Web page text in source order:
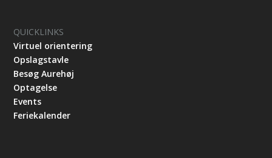
QUICKLINKS
Virtuel orientering
Opslagstavle
Besøg Aurehøj
Optagelse
Events
Feriekalender